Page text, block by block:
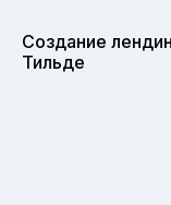
Создание
Тильде